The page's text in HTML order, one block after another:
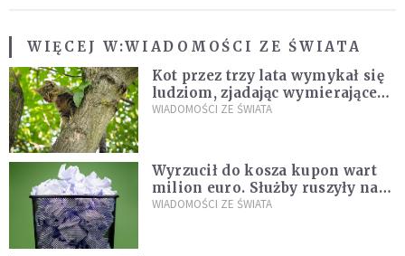
WIĘCEJ W:WIADOMOŚCI ZE ŚWIATA
Kot przez trzy lata wymykał się
ludziom, zjadając wymierające
kaczki. W końcu popełnił
WIADOMOŚCI ZE ŚWIATA
Wyrzucił do kosza kupon wart
milion euro. Służby ruszyły na
poszukiwania
WIADOMOŚCI ZE ŚWIATA